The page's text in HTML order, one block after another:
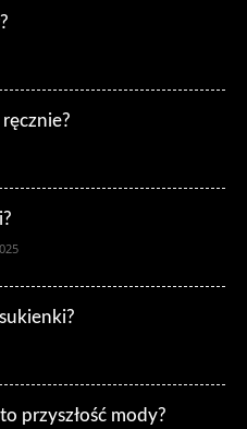
przyszłość mody?